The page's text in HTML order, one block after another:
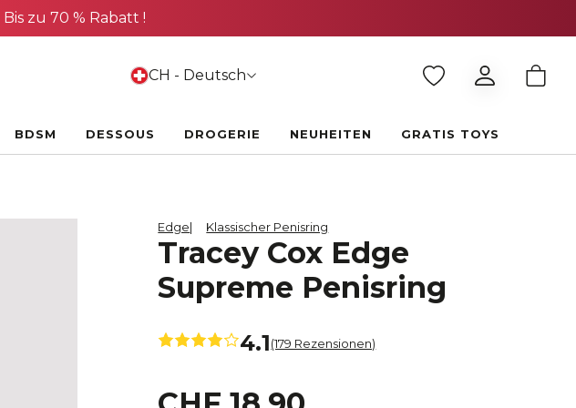
Bis zu 70 % Rabatt !
CH - Deutsch
BDSM DESSOUS DROGERIE NEUHEITEN GRATIS TOYS
Edge Klassischer Penisring
Tracey Cox Edge
Supreme Penisring
4.1(179 Rezensionen)